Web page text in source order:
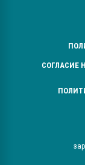
СОГЛАСИЕ